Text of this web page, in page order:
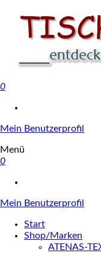
0
Mein Benutzerprofil
Menü
0
Mein Benutzerprofil
Start
Shop/Marken
ATENAS-